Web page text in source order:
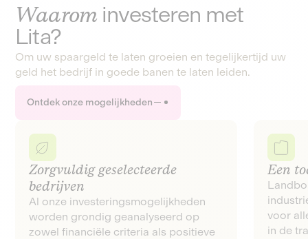
Waarom investeren met
Lita?
Om uw spaargeld te laten groeien en tegelijkertijd uw
geld het bedrijf in goede banen te laten leiden.
Ontdek onze mogelijkheden
Zorgvuldig geselecteerde
bedrijven
Al onze investeringsmogelijkheden
worden grondig geanalyseerd op
zowel financiële criteria als positieve
Een
voor
in de